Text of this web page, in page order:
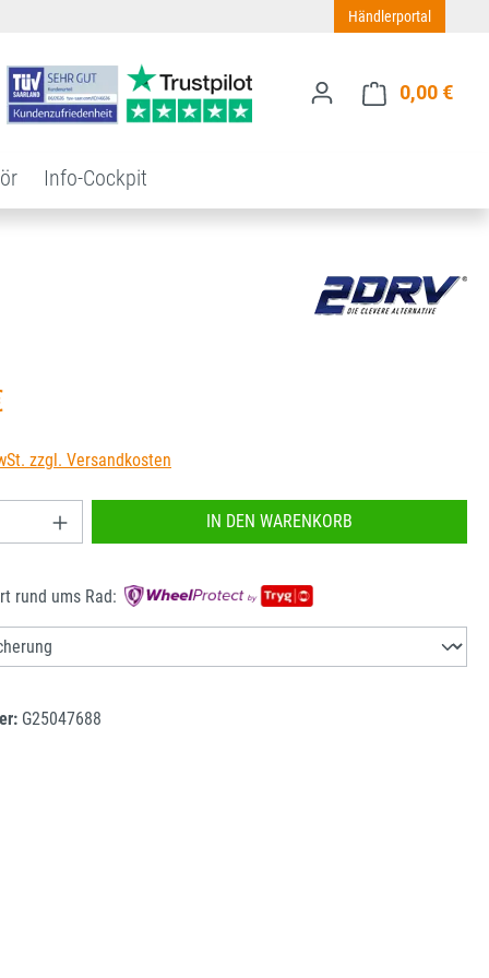
Händlerportal
0,00 €
Info-Cockpit
zzgl. Versandkosten
Gib den gewünschten Wert ein oder
IN DEN WARENKORB
rund ums Rad:
G25047688